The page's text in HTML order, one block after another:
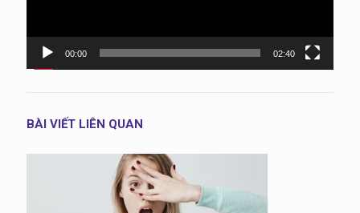
00:00 02:40
BÀI VIẾT LIÊN QUAN